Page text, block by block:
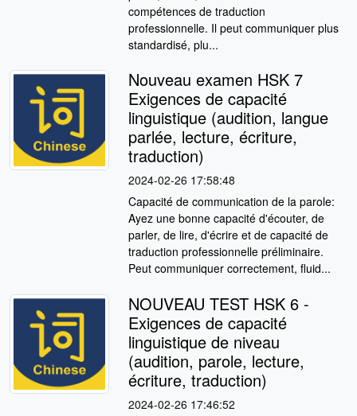
compétences de traduction
professionnelle. Il peut communiquer plus
standardisé, plu...
Nouveau examen HSK 7
Exigences de capacité
linguistique (audition, langue
parlée, lecture, écriture,
traduction)
2024-02-26 17:58:48
Capacité de communication de la parole:
Ayez une bonne capacité d'écouter, de
parler, de lire, d'écrire et de capacité de
traduction professionnelle préliminaire.
Peut communiquer correctement, fluid...
NOUVEAU TEST HSK 6 -
Exigences de capacité
linguistique de niveau
(audition, parole, lecture,
écriture, traduction)
2024-02-26 17:46:52